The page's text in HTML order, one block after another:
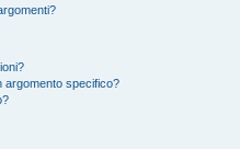
argomento specifico?